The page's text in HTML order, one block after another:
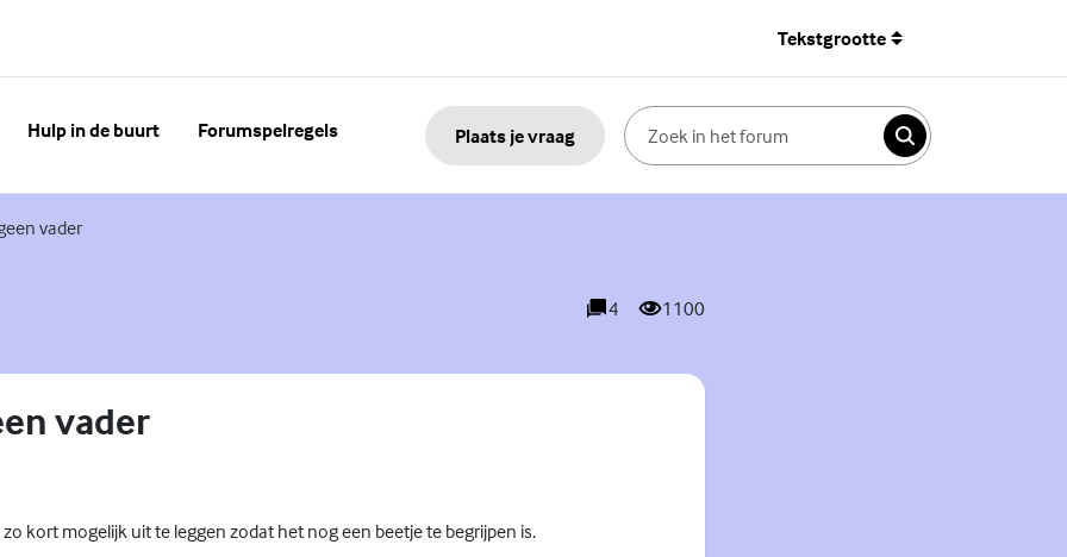
Tekstgrootte
Hulp in de buurt Forumspelregels Plaats je vraag
Zoeken
vader
4
reacties
1100
weergaves
vader
kort mogelijk uit te leggen zodat het nog een beetje te begrijpen is.